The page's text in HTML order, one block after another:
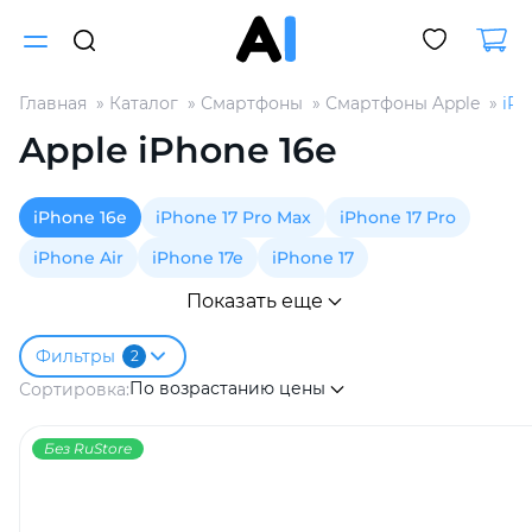
Главная Каталог Смартфоны Смартфоны Apple
Apple iPhone 16e
iPhone 16e iPhone 17 Pro Max
iPhone 17 Pro
iPhone Air
iPhone 17e iPhone 17
Показать еще
Фильтры 2
Сортировка:По возрастанию цены
Без RuStore
Для клиентов всех банков
Разбейте
оплату на части
без переплат
График платежей
Сегодня
25%